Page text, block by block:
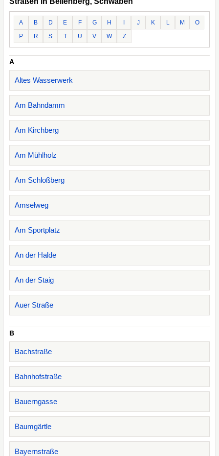
A B D E F G H J K L M
O
P
R S T U V W Z
A
Altes Wasserwerk
Am Bahndamm
Am Kirchberg
Am Mühlholz
Am Schloßberg
Amselweg
Am Sportplatz
An der Halde
An der Staig
Auer Straße
B
Bachstraße
Bahnhofstraße
Bauerngasse
Baumgärtle
Bayernstraße